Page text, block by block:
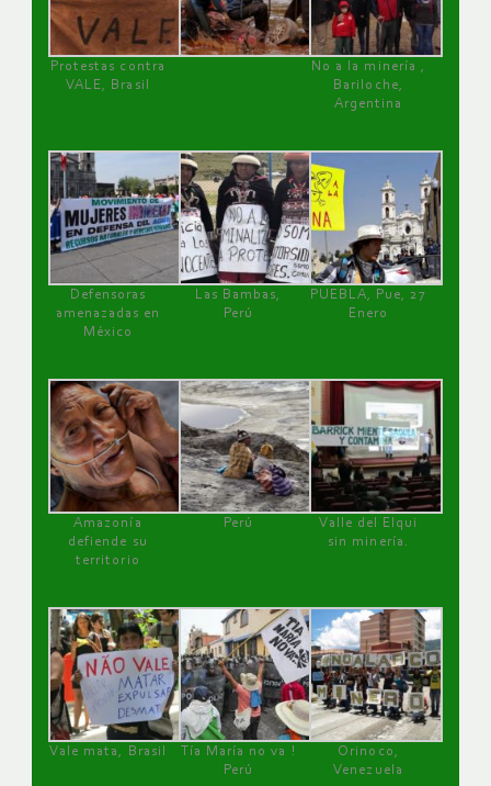
Protestas contra
VALE, Brasil
No a la minería ,
Bariloche,
Argentina
Defensoras
amenazadas en
México
Las Bambas,
Perú
PUEBLA, Pue, 27
Enero
Amazonía
defiende su
territorio
Perú
Valle del Elqui
sin minería.
Vale mata, Brasil
Tía María no va !
Perú
Orinoco,
Venezuela